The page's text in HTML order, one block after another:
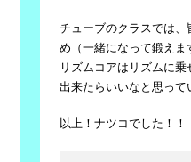
チューブのクラスでは
め（一緒になって鍛えま
リズムコアはリズムに
出来たらいいなと思って
以上！ナツコでした！！